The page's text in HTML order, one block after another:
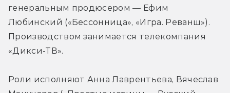
генеральным продюсером — Ефим
Любинский («Бессонница», «Игра. Реванш»).
Производством занимается телекомпания
«Дикси-ТВ».
Роли исполняют Анна Лаврентьева, Вячеслав